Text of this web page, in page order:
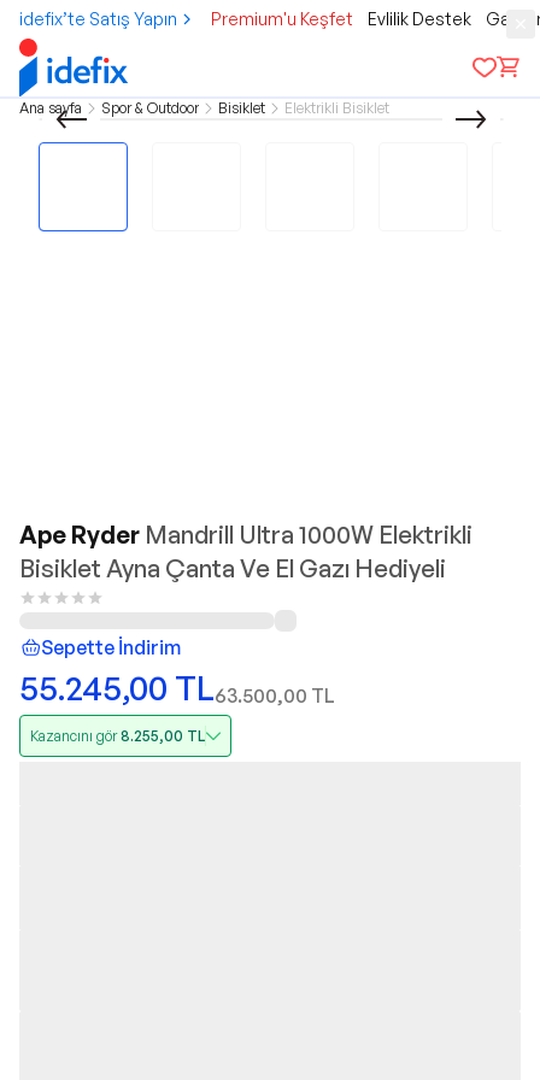
idefix’te Satış Yapın Premium'u Keşfet Evlilik Destek
Ana sayfa Spor & Outdoor Bisiklet Elektrikli Bisiklet
Ape Ryder Mandrill Ultra 1000W Elektrikli
Bisiklet Ayna Çanta Ve El Gazı Hediyeli
Sepette İndirim
55.245,00 TL63.500,00 TL
Kazancını gör8.255,00 TL